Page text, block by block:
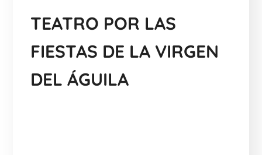
TEATRO POR LAS
FIESTAS DE LA VIRGEN
DEL ÁGUILA